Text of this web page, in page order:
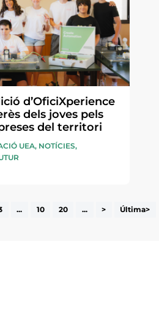
d’OficiXperience
dels joves pels
del territori
UEA, NOTÍCIES,
... 10 20 ... > Última>